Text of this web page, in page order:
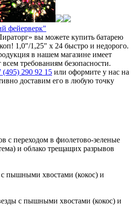
фейерверк"
вы можете купить батарею
1,0"/1,25" х 24 быстро и недорого.
в нашем магазине имеет
требованиям безопасности.
(495) 290 92 15 или оформите у нас на
доставим его в любую точку
с переходом в фиолетово-зеленые
и облако трещащих разрывов
с пышными хвостами (кокос) и
с пышными хвостами (кокос) и